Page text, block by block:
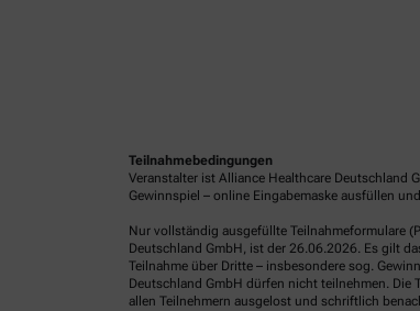
Teilnahmebedingungen
Veranstalter ist Alliance Healthcare Deutschland
Gewinnspiel – online Eingabemaske ausfüllen
Nur vollständig ausgefüllte Teilnahmeformulare
Deutschland GmbH, ist der 26.06.2026. Es gilt
Teilnahme über Dritte – insbesondere sog.
Deutschland GmbH dürfen nicht teilnehmen. Die
allen Teilnehmern ausgelost und schriftlich